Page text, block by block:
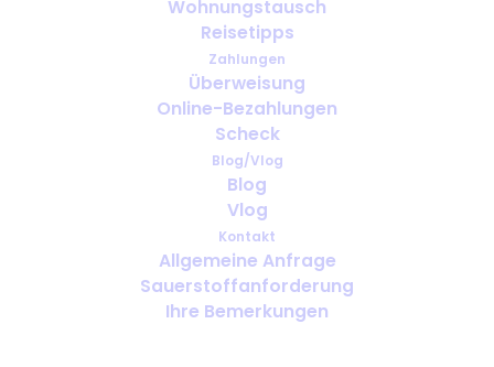
Wohnungstausch
Reisetipps
Zahlungen
Überweisung
Online-Bezahlungen
Scheck
Blog/Vlog
Blog
Vlog
Kontakt
Allgemeine Anfrage
Sauerstoffanforderung
Ihre Bemerkungen
Sauerstoff: Was muss vor der
Abreise organisiert werden?